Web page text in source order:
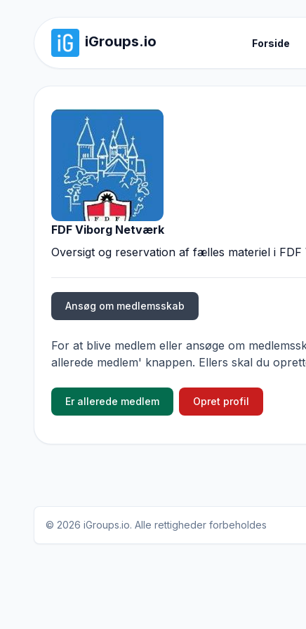
iGroups.io Forside
FDF Viborg Netværk
Oversigt og reservation af fælles materiel i
Ansøg om medlemsskab
For at blive medlem eller ansøge om
allerede medlem' knappen. Ellers skal du
Er allerede medlem Opret profil
© 2026 iGroups.io. Alle rettigheder forbeholdes